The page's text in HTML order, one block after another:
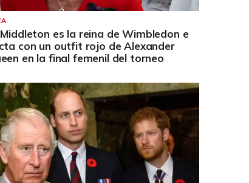
es la reina de Wimbledon e
con un outfit rojo de Alexander
en la final femenil del torneo